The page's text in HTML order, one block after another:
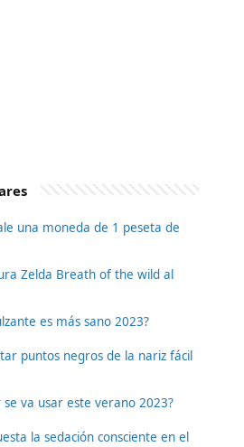
una moneda de 1 peseta de
Zelda Breath of the wild al
es más sano 2023?
puntos negros de la nariz fácil
se va usar este verano 2023?
la sedación consciente en el